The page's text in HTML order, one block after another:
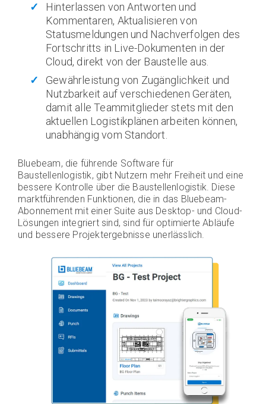
Hinterlassen von Antworten und
Kommentaren, Aktualisieren von
Statusmeldungen und Nachverfolgen des
Fortschritts in Live-Dokumenten in der
Cloud, direkt von der Baustelle aus.
Gewährleistung von Zugänglichkeit und
Nutzbarkeit auf verschiedenen Geräten,
damit alle Teammitglieder stets mit den
aktuellen Logistikplänen arbeiten können,
unabhängig vom Standort.
Bluebeam, die führende Software für
Baustellenlogistik, gibt Nutzern mehr Freiheit und eine
bessere Kontrolle über die Baustellenlogistik. Diese
marktführenden Funktionen, die in das Bluebeam-
Abonnement mit einer Suite aus Desktop- und Cloud-
Lösungen integriert sind, sind für optimierte Abläufe
und bessere Projektergebnisse unerlässlich.